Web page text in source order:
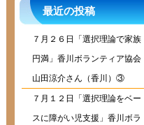
最近の投稿
７月２６日「選択理論で家族
円満」香川ボランティア協会
山田涼介さん（香川）③
７月１２日「選択理論をベー
スに障がい児支援」香川ボラ